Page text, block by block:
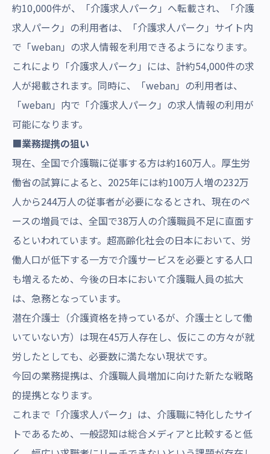
約10,000件が、「介護求人パーク」へ転載され、「介護
求人パーク」の利用者は、「介護求人パーク」サイト内
で「weban」の求人情報を利用できるようになります。
これにより「介護求人パーク」には、計約54,000件の求
人が掲載されます。同時に、「weban」の利用者は、
「weban」内で「介護求人パーク」の求人情報の利用が
可能になります。
■業務提携の狙い
現在、全国で介護職に従事する方は約160万人。厚生労
働省の試算によると、2025年には約100万人増の232万
人から244万人の従事者が必要になるとされ、現在のペ
ースの増員では、全国で38万人の介護職員不足に直面す
るといわれています。超高齢化社会の日本において、労
働人口が低下する一方で介護サービスを必要とする人口
も増えるため、今後の日本において介護職人員の拡大
は、急務となっています。
潜在介護士（介護資格を持っているが、介護士として働
いていない方）は現在45万人存在し、仮にこの方々が就
労したとしても、必要数に満たない現状です。
今回の業務提携は、介護職人員増加に向けた新たな戦略
的提携となります。
これまで「介護求人パーク」は、介護職に特化したサイ
トであるため、一般認知は総合メディアと比較すると低